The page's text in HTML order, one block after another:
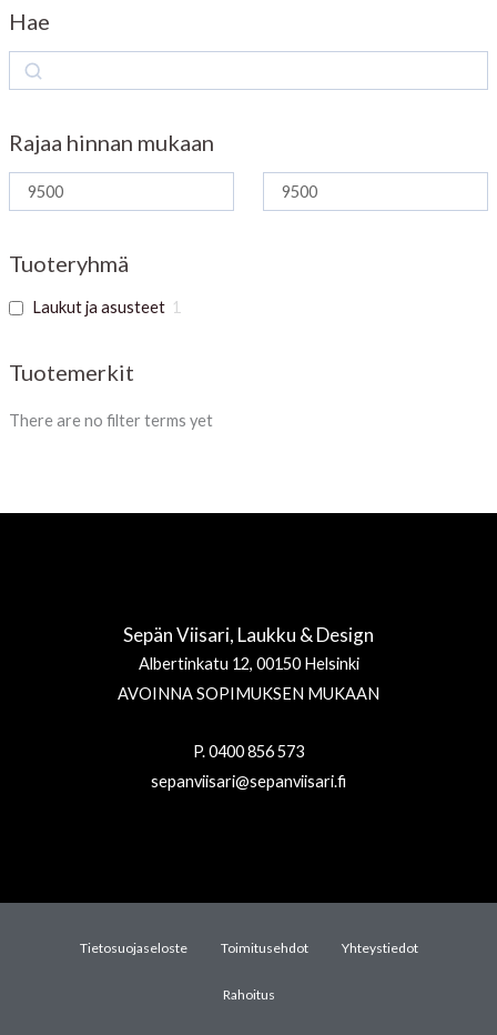
Hae
Rajaa hinnan mukaan
Tuoteryhmä
Laukut ja asusteet 1
Tuotemerkit
There are no filter terms yet
Sepän Viisari, Laukku & Design
Albertinkatu 12, 00150 Helsinki
AVOINNA SOPIMUKSEN MUKAAN
P. 0400 856 573
sepanviisari@sepanviisari.fi
Tietosuojaseloste Toimitusehdot Yhteystiedot
Rahoitus